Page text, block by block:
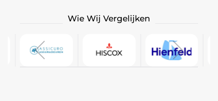
Wie Wij Vergelijken